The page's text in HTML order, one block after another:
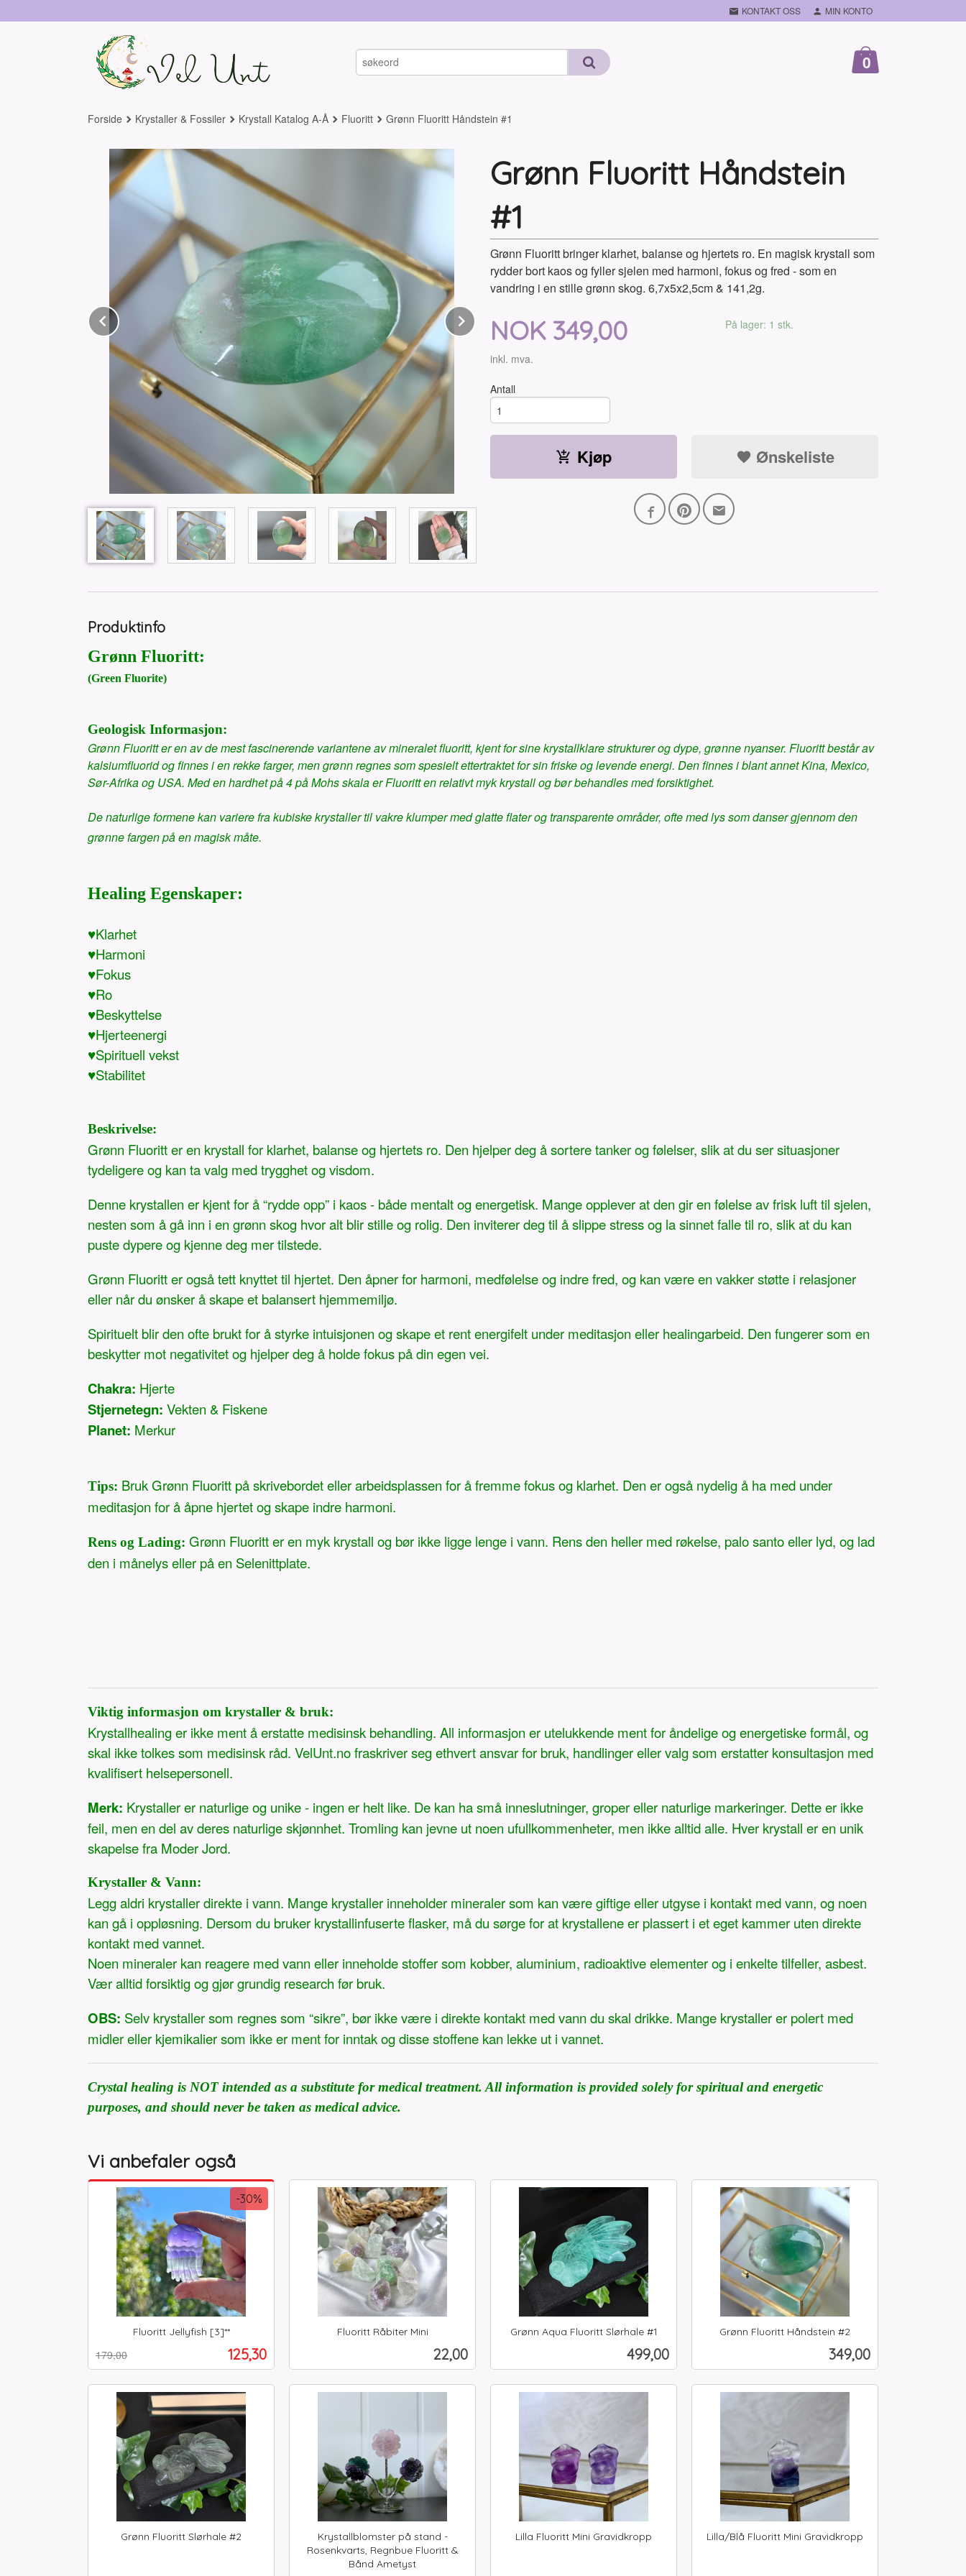
til
KONTAKT OSS MIN KONTO
0
Forside Krystaller & Fossiler Krystall Katalog A-Å Fluoritt Grønn Fluoritt Håndstein #1
Prev Next
Grønn Fluoritt Håndstein
#1
Grønn Fluoritt bringer klarhet, balanse og hjertets ro. En magisk krystall som
rydder bort kaos og fyller sjelen med harmoni, fokus og fred - som en
vandring i en stille grønn skog. 6,7x5x2,5cm & 141,2g.
Pris
NOK 349,00
inkl. mva.
På lager: 1 stk.
Antall
Kjøp Ønskeliste
Produktinfo
Grønn Fluoritt:
(Green Fluorite)
Geologisk Informasjon:
Grønn Fluoritt er en av de mest fascinerende variantene av mineralet fluoritt, kjent for sine krystallklare strukturer og dype, grønne nyanser. Fluoritt består av
kalsiumfluorid og finnes i en rekke farger, men grønn regnes som spesielt ettertraktet for sin friske og levende energi. Den finnes i blant annet Kina, Mexico,
Sør-Afrika og USA. Med en hardhet på 4 på Mohs skala er Fluoritt en relativt myk krystall og bør behandles med forsiktighet.
De naturlige formene kan variere fra kubiske krystaller til vakre klumper med glatte flater og transparente områder, ofte med lys som danser gjennom den
grønne fargen på en magisk måte.
Healing Egenskaper:
♥Klarhet
♥Harmoni
♥Fokus
♥Ro
♥Beskyttelse
♥Hjerteenergi
♥Spirituell vekst
♥Stabilitet
Beskrivelse:
Grønn Fluoritt er en krystall for klarhet, balanse og hjertets ro. Den hjelper deg å sortere tanker og følelser, slik at du ser situasjoner
tydeligere og kan ta valg med trygghet og visdom.
Denne krystallen er kjent for å “rydde opp” i kaos - både mentalt og energetisk. Mange opplever at den gir en følelse av frisk luft til sjelen,
nesten som å gå inn i en grønn skog hvor alt blir stille og rolig. Den inviterer deg til å slippe stress og la sinnet falle til ro, slik at du kan
puste dypere og kjenne deg mer tilstede.
Grønn Fluoritt er også tett knyttet til hjertet. Den åpner for harmoni, medfølelse og indre fred, og kan være en vakker støtte i relasjoner
eller når du ønsker å skape et balansert hjemmemiljø.
Spirituelt blir den ofte brukt for å styrke intuisjonen og skape et rent energifelt under meditasjon eller healingarbeid. Den fungerer som en
beskytter mot negativitet og hjelper deg å holde fokus på din egen vei.
Chakra: Hjerte
Stjernetegn: Vekten & Fiskene
Planet: Merkur
Tips: Bruk Grønn Fluoritt på skrivebordet eller arbeidsplassen for å fremme fokus og klarhet. Den er også nydelig å ha med under
meditasjon for å åpne hjertet og skape indre harmoni.
Rens og Lading: Grønn Fluoritt er en myk krystall og bør ikke ligge lenge i vann. Rens den heller med røkelse, palo santo eller lyd, og lad
den i månelys eller på en Selenittplate.
Viktig informasjon om krystaller & bruk:
Krystallhealing er ikke ment å erstatte medisinsk behandling. All informasjon er utelukkende ment for åndelige og energetiske formål, og
skal ikke tolkes som medisinsk råd. VelUnt.no fraskriver seg ethvert ansvar for bruk, handlinger eller valg som erstatter konsultasjon med
kvalifisert helsepersonell.
Merk: Krystaller er naturlige og unike - ingen er helt like. De kan ha små inneslutninger, groper eller naturlige markeringer. Dette er ikke
feil, men en del av deres naturlige skjønnhet. Tromling kan jevne ut noen ufullkommenheter, men ikke alltid alle. Hver krystall er en unik
skapelse fra Moder Jord.
Krystaller & Vann:
Legg aldri krystaller direkte i vann. Mange krystaller inneholder mineraler som kan være giftige eller utgyse i kontakt med vann, og noen
kan gå i oppløsning. Dersom du bruker krystallinfuserte flasker, må du sørge for at krystallene er plassert i et eget kammer uten direkte
kontakt med vannet.
Noen mineraler kan reagere med vann eller inneholde stoffer som kobber, aluminium, radioaktive elementer og i enkelte tilfeller, asbest.
Vær alltid forsiktig og gjør grundig research før bruk.
OBS: Selv krystaller som regnes som “sikre”, bør ikke være i direkte kontakt med vann du skal drikke. Mange krystaller er polert med
midler eller kjemikalier som ikke er ment for inntak og disse stoffene kan lekke ut i vannet.
Crystal healing is NOT intended as a substitute for medical treatment. All information is provided solely for spiritual and energetic
purposes, and should never be taken as medical advice.
Vi anbefaler også
Fluoritt Jellyfish [3]**
Tilbud
125,30
179,00
-30%
mva.
Kjøp
Fluoritt Råbiter Mini
Pris
22,00
Grønn Aqua Fluoritt Slørhale #1
Pris
499,00
Grønn Fluoritt Håndstein #2
Pris
349,00
Grønn Fluoritt Slørhale #2
Krystallblomster på stand -
Rosenkvarts, Regnbue Fluoritt &
Bånd Ametyst
Lilla Fluoritt Mini Gravidkropp Lilla/Blå Fluoritt Mini Gravidkropp